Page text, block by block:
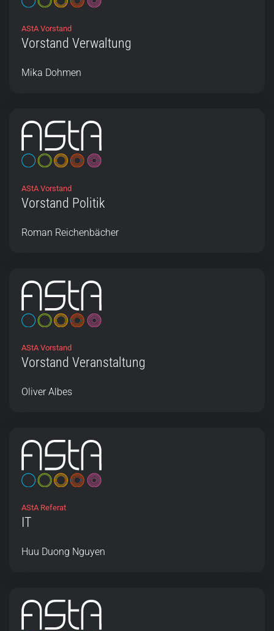
AStA Vorstand
Vorstand Verwaltung
Mika Dohmen
AStA Vorstand
Vorstand Politik
Roman Reichenbächer
AStA Vorstand
Vorstand Veranstaltung
Oliver Albes
AStA Referat
IT
Huu Duong Nguyen